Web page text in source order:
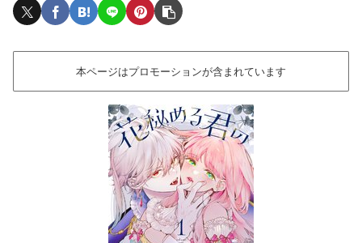
本ページはプロモーションが含まれています